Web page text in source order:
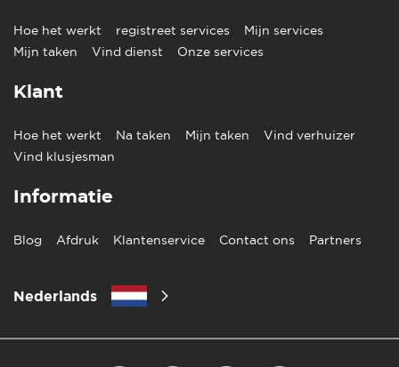
Hoe het werkt registreet services
Mijn services
Mijn taken
Vind dienst Onze services
Klant
Hoe het werkt Na taken Mijn taken
Vind verhuizer
Vind klusjesman
Informatie
Blog Afdruk Klantenservice Contact ons Partners
Nederlands